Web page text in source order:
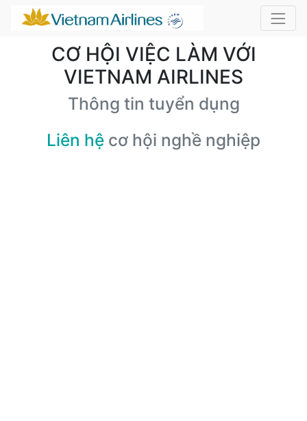
CƠ HỘI VIỆC LÀM VỚI
VIETNAM AIRLINES
Thông tin tuyển dụng
Liên hệ cơ hội nghề nghiệp